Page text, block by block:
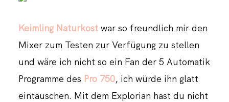
Keimling Naturkost war so freundlich mir den
Mixer zum Testen zur Verfügung zu stellen
und wäre ich nicht so ein Fan der 5 Automatik
Programme des Pro 750, ich würde ihn glatt
eintauschen. Mit dem Explorian hast du nicht